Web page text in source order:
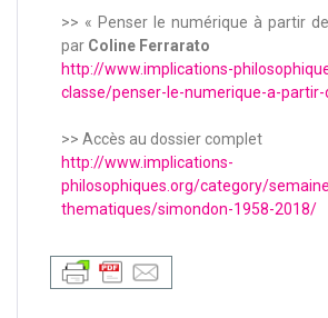
>> « Penser le numérique à partir
par Coline Ferrarato
http://www.implications-
classe/penser-le-numerique-a-
>> Accès au dossier complet
http://www.implications-
philosophiques.org/category/
thematiques/simondon-1958-2018/